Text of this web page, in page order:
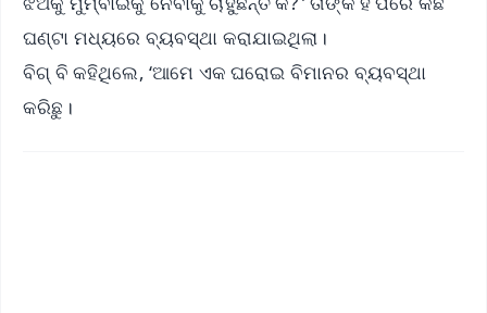
ଘଣ୍ଟା ମଧ୍ୟରେ ବ୍ୟବସ୍ଥା କରାଯାଇଥିଲା।
ବିଗ୍ ବି କହିଥିଲେ, ‘ଆମେ ଏକ ଘରୋଇ ବିମାନର ବ୍ୟବସ୍ଥା
କରିଛୁ।